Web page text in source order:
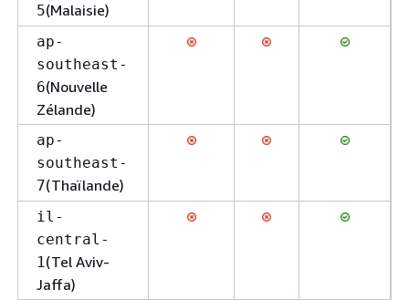
5(Malaisie)
ap-
southeast-
6(Nouvelle
Zélande)
ap-
southeast-
7(Thaïlande)
il-
central-
1(Tel Aviv-
Jaffa)